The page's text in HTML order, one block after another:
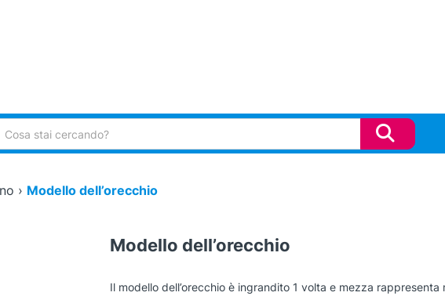
› Modello dell’orecchio
Modello dell’orecchio
Il modello dell’orecchio è ingrandito 1 volta e mezza rappresenta